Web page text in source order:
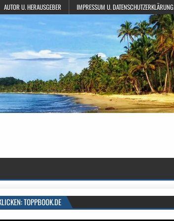
AUTOR U. HERAUSGEBER IMPRESSUM U. DATENSCHUTZERKLÄRUNG
TOPPBOOK.DE